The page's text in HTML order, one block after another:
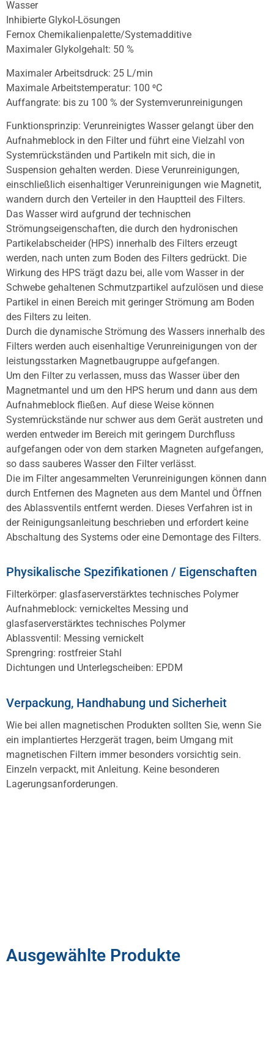
Wasser
Inhibierte Glykol-Lösungen
Fernox Chemikalienpalette/Systemadditive
Maximaler Glykolgehalt: 50 %
Maximaler Arbeitsdruck: 25 L/min
Maximale Arbeitstemperatur: 100 ⁰C
Auffangrate: bis zu 100 % der Systemverunreinigungen
Funktionsprinzip: Verunreinigtes Wasser gelangt über den
Aufnahmeblock in den Filter und führt eine Vielzahl von
Systemrückständen und Partikeln mit sich, die in
Suspension gehalten werden. Diese Verunreinigungen,
einschließlich eisenhaltiger Verunreinigungen wie Magnetit,
wandern durch den Verteiler in den Hauptteil des Filters.
Das Wasser wird aufgrund der technischen
Strömungseigenschaften, die durch den hydronischen
Partikelabscheider (HPS) innerhalb des Filters erzeugt
werden, nach unten zum Boden des Filters gedrückt. Die
Wirkung des HPS trägt dazu bei, alle vom Wasser in der
Schwebe gehaltenen Schmutzpartikel aufzulösen und diese
Partikel in einen Bereich mit geringer Strömung am Boden
des Filters zu leiten.
Durch die dynamische Strömung des Wassers innerhalb des
Filters werden auch eisenhaltige Verunreinigungen von der
leistungsstarken Magnetbaugruppe aufgefangen.
Um den Filter zu verlassen, muss das Wasser über den
Magnetmantel und um den HPS herum und dann aus dem
Aufnahmeblock fließen. Auf diese Weise können
Systemrückstände nur schwer aus dem Gerät austreten und
werden entweder im Bereich mit geringem Durchfluss
aufgefangen oder von dem starken Magneten aufgefangen,
so dass sauberes Wasser den Filter verlässt.
Die im Filter angesammelten Verunreinigungen können dann
durch Entfernen des Magneten aus dem Mantel und Öffnen
des Ablassventils entfernt werden. Dieses Verfahren ist in
der Reinigungsanleitung beschrieben und erfordert keine
Abschaltung des Systems oder eine Demontage des Filters.
Physikalische Spezifikationen / Eigenschaften
Filterkörper: glasfaserverstärktes technisches Polymer
Aufnahmeblock: vernickeltes Messing und
glasfaserverstärktes technisches Polymer
Ablassventil: Messing vernickelt
Sprengring: rostfreier Stahl
Dichtungen und Unterlegscheiben: EPDM
Verpackung, Handhabung und Sicherheit
Wie bei allen magnetischen Produkten sollten Sie, wenn Sie
ein implantiertes Herzgerät tragen, beim Umgang mit
magnetischen Filtern immer besonders vorsichtig sein.
Einzeln verpackt, mit Anleitung. Keine besonderen
Lagerungsanforderungen.
Ausgewählte Produkte